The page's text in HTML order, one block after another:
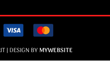
| DESIGN BYMYWEBSITE